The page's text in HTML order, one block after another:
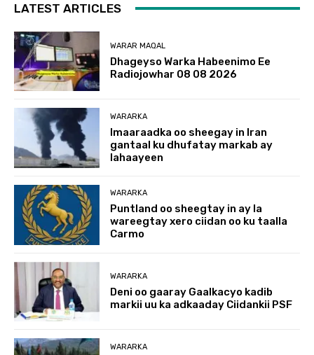
LATEST ARTICLES
WARAR MAQAL
Dhageyso Warka Habeenimo Ee
Radiojowhar 08 08 2026
WARARKA
Imaaraadka oo sheegay in Iran
gantaal ku dhufatay markab ay
lahaayeen
WARARKA
Puntland oo sheegtay in ay la
wareegtay xero ciidan oo ku taalla
Carmo
WARARKA
Deni oo gaaray Gaalkacyo kadib
markii uu ka adkaaday Ciidankii PSF
WARARKA